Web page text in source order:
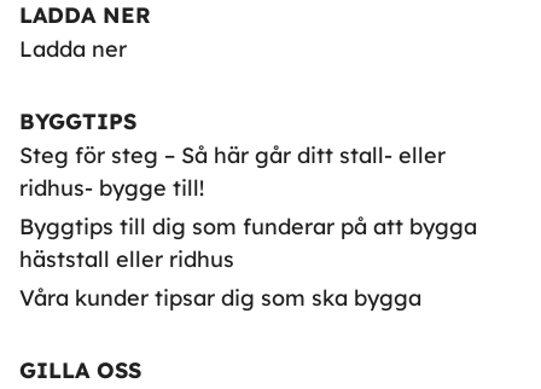
LADDA NER
Ladda ner
BYGGTIPS
Steg för steg – Så här går ditt stall- eller
ridhus- bygge till!
Byggtips till dig som funderar på att bygga
häststall eller ridhus
Våra kunder tipsar dig som ska bygga
GILLA OSS